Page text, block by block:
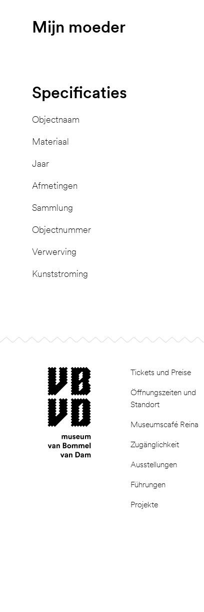
Mijn moeder
Specificaties
Objectnaam
Materiaal
Jaar
Afmetingen
Sammlung
Objectnummer
Verwerving
Kunststroming
Tickets und Preise
Öffnungszeiten und
Standort
Museumscafé Reina
Zugänglichkeit
Ausstellungen
Führungen
Projekte
museum van Bommel van Dam